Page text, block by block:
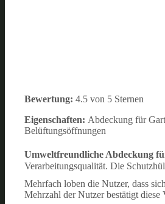
Bewertung: 4.5 von 5 Sternen
Eigenschaften: Abdeckung für
Belüftungsöffnungen
Umweltfreundliche Abdeckung
Verarbeitungsqualität. Die
Mehrfach loben die Nutzer, dass
Mehrzahl der Nutzer bestätigt diese